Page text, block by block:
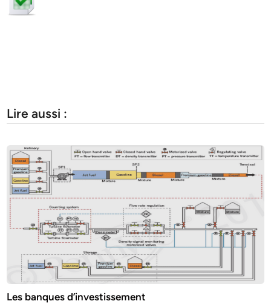
Lire aussi :
Les banques d’investissement